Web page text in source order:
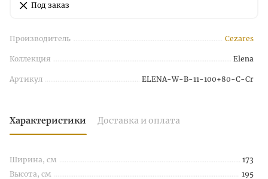
Под заказ
Производитель Cezares
Коллекция Elena
Артикул ELENA-W-B-11-100+80-C-Cr
Характеристики Доставка и оплата
Ширина, см
173
Высота, см
195